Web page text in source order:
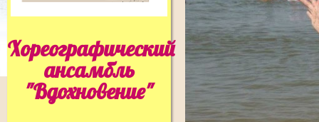
Хореографический
ансамбль
"Вдохновение"